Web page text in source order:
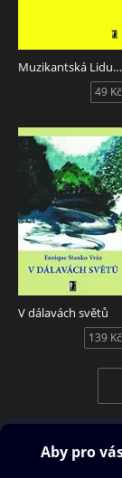
Muzikantská Liduška
49 Kč
V dálavách světů
139 Kč